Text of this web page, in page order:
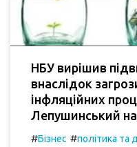
НБУ вирішив
внаслідок
інфляційних
Лепушинський
#Бізнес #політика та